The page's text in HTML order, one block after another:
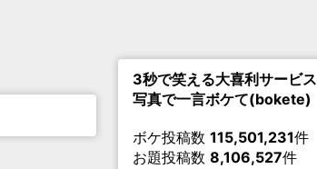
3秒で笑える大喜利サービス
写真で一言ボケて(bokete)
ボケ投稿数 115,501,231件
お題投稿数 8,106,527件